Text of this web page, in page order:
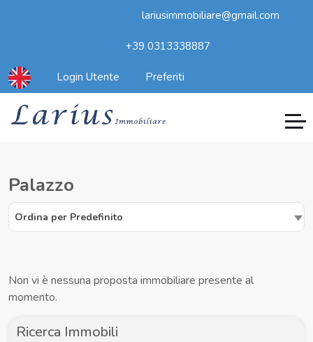
lariusimmobiliare@gmail.com
+39 0313338887
Login Utente Preferiti
Palazzo
Ordina per Predefinito
Non vi è nessuna proposta immobiliare presente al
momento.
Ricerca Immobili